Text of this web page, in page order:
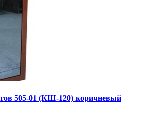
505-01 (КШ-120) коричневый